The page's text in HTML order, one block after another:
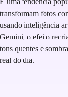
transformam fotos
usando inteligência
Gemini, o efeito
tons quentes e
real do dia.